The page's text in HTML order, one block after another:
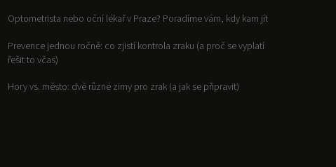
Optometrista nebo oční lékař v Praze? Poradíme vám, kdy kam jít
Prevence jednou ročně: co zjistí kontrola zraku (a proč se vyplatí
řešit to včas)
Hory vs. město: dvě různé zimy pro zrak (a jak se připravit)